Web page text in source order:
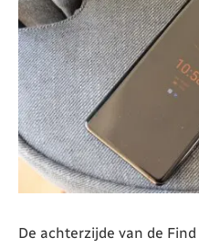
De achterzijde van de